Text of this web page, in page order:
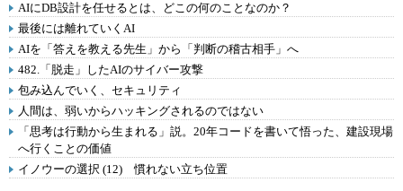
AIにDB設計を任せるとは、どこの何のことなのか？
最後には離れていくAI
AIを「答えを教える先生」から「判断の稽古相手」へ
482.「脱走」したAIのサイバー攻撃
包み込んでいく、セキュリティ
人間は、弱いからハッキングされるのではない
「思考は行動から生まれる」説。20年コードを書いて悟った、建設現場
へ行くことの価値
イノウーの選択 (12) 慣れない立ち位置